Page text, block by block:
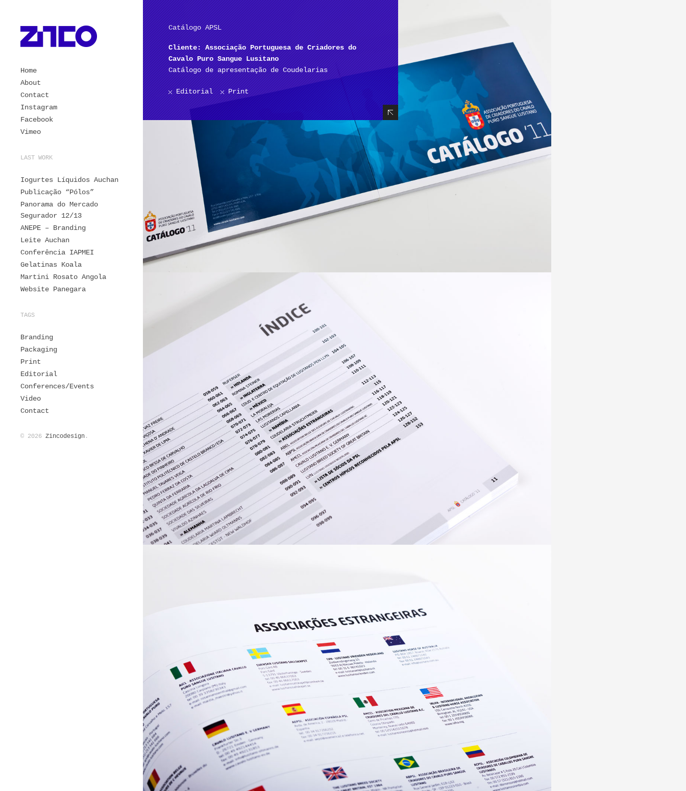
Home
About
Contact
Instagram
Facebook
Vimeo
LAST WORK
Iogurtes Líquidos Auchan
Publicação “Pólos”
Panorama do Mercado
Segurador 12/13
ANEPE – Branding
Leite Auchan
Conferência IAPMEI
Gelatinas Koala
Martini Rosato Angola
Website Panegara
TAGS
Branding
Packaging
Print
Editorial
Conferences/Events
Video
Contact
© 2026 Zincodesign .
Catálogo APSL
Cliente: Associação Portuguesa de Criadores do
Cavalo Puro Sangue Lusitano
Catálogo de apresentação de Coudelarias
Editorial Print
Hide Content